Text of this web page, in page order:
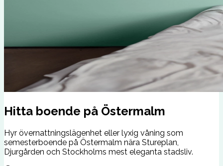
Hitta boende på Östermalm
Hyr övernattningslägenhet eller lyxig våning som
semesterboende på Östermalm nära Stureplan,
Djurgården och Stockholms mest eleganta stadsliv.